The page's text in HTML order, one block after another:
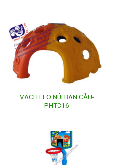
VÁCH LEO NÚI BÁN CẦU-
PHTC16